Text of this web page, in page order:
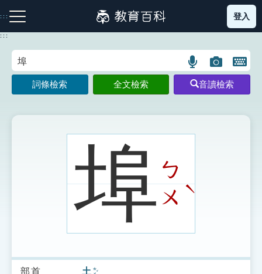
到
主
:::
注音索引圖示 筆畫索引圖示 部首索引表圖示
索引選單
登入
:::
語
言
搜
示
圖
片
搜
開
鍵
圖
詞條檢索 全文檢索 音讀檢索
埠ㄅ
ㄨˋ
部首 土 ㄊㄨˇ